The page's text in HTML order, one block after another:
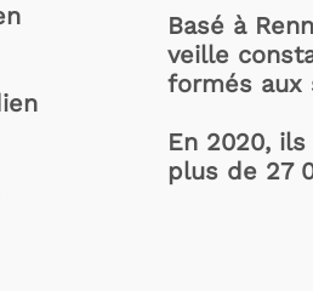
Basé à
veille
formés aux
En 2020,
plus de 27